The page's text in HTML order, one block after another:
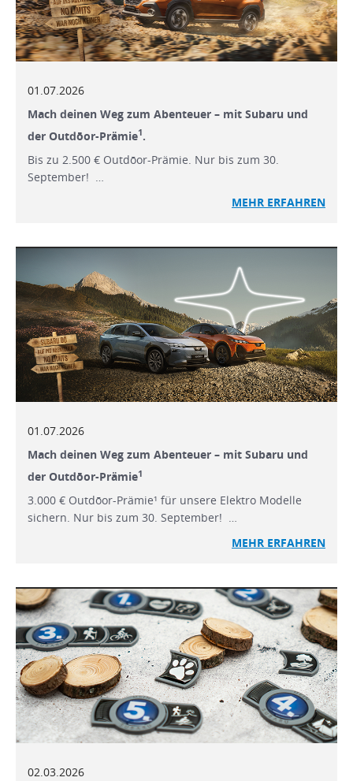
01.07.2026
Mach deinen Weg zum Abenteuer – mit Subaru und
der Outdōor-Prämie1.
Bis zu 2.500 € Outdōor-Prämie. Nur bis zum 30.
September! …
MEHR ERFAHREN
01.07.2026
Mach deinen Weg zum Abenteuer – mit Subaru und
der Outdōor-Prämie1
3.000 € Outdōor-Prämie¹ für unsere Elektro Modelle
sichern. Nur bis zum 30. September! …
MEHR ERFAHREN
02.03.2026